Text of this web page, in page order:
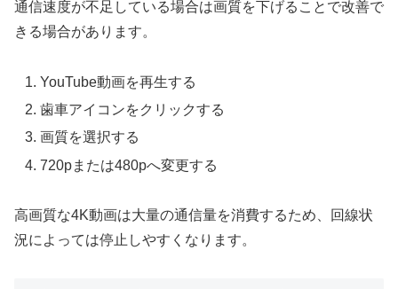
通信速度が不足している場合は画質を下げることで改善で
きる場合があります。
YouTube動画を再生する
歯車アイコンをクリックする
画質を選択する
720pまたは480pへ変更する
高画質な4K動画は大量の通信量を消費するため、回線状
況によっては停止しやすくなります。